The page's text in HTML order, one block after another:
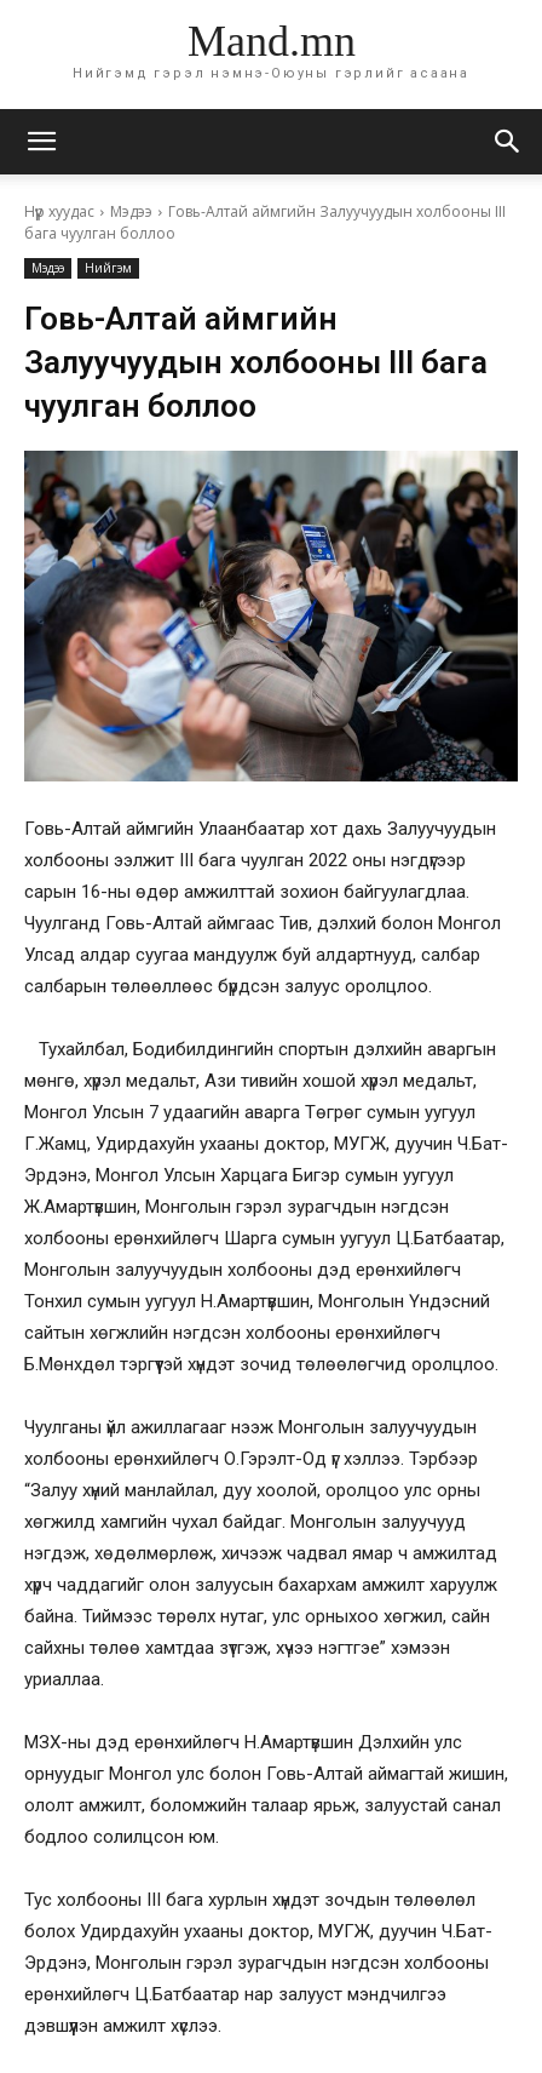
Mand.mn
Нийгэмд гэрэл нэмнэ-Оюуны гэрлийг асаана
Нүүр хуудас Мэдээ
Говь-Алтай аймгийн Залуучуудын холбооны III
бага чуулган боллоо
Мэдээ Нийгэм
Говь-Алтай аймгийн
Залуучуудын холбооны III бага
чуулган боллоо
Говь-Алтай аймгийн Улаанбаатар хот дахь Залуучуудын
холбооны ээлжит III бага чуулган 2022 оны нэгдүгээр
сарын 16-ны өдөр амжилттай зохион байгуулагдлаа.
Чуулганд Говь-Алтай аймгаас Тив, дэлхий болон Монгол
Улсад алдар суугаа мандуулж буй алдартнууд, салбар
салбарын төлөөллөөс бүрдсэн залуус оролцлоо.
Тухайлбал, Бодибилдингийн спортын дэлхийн аваргын
мөнгө, хүрэл медальт, Ази тивийн хошой хүрэл медальт,
Монгол Улсын 7 удаагийн аварга Төгрөг сумын уугуул
Г.Жамц, Удирдахуйн ухааны доктор, МУГЖ, дуучин Ч.Бат-
Эрдэнэ, Монгол Улсын Харцага Бигэр сумын уугуул
Ж.Амартүвшин, Монголын гэрэл зурагчдын нэгдсэн
холбооны ерөнхийлөгч Шарга сумын уугуул Ц.Батбаатар,
Монголын залуучуудын холбооны дэд ерөнхийлөгч
Тонхил сумын уугуул Н.Амартүвшин, Монголын Үндэсний
сайтын хөгжлийн нэгдсэн холбооны ерөнхийлөгч
Б.Мөнхдөл тэргүүтэй хүндэт зочид төлөөлөгчид оролцлоо.
Чуулганы үйл ажиллагааг нээж Монголын залуучуудын
холбооны ерөнхийлөгч О.Гэрэлт-Од үг хэллээ. Тэрбээр
“Залуу хүний манлайлал, дуу хоолой, оролцоо улс орны
хөгжилд хамгийн чухал байдаг. Монголын залуучууд
нэгдэж, хөдөлмөрлөж, хичээж чадвал ямар ч амжилтад
хүрч чаддагийг олон залуусын бахархам амжилт харуулж
байна. Тиймээс төрөлх нутаг, улс орныхоо хөгжил, сайн
сайхны төлөө хамтдаа зүтгэж, хүчээ нэгтгэе” хэмээн
уриаллаа.
МЗХ-ны дэд ерөнхийлөгч Н.Амартүвшин Дэлхийн улс
орнуудыг Монгол улс болон Говь-Алтай аймагтай жишин,
ололт амжилт, боломжийн талаар ярьж, залуустай санал
бодлоо солилцсон юм.
Тус холбооны III бага хурлын хүндэт зочдын төлөөлөл
болох Удирдахуйн ухааны доктор, МУГЖ, дуучин Ч.Бат-
Эрдэнэ, Монголын гэрэл зурагчдын нэгдсэн холбооны
ерөнхийлөгч Ц.Батбаатар нар залууст мэндчилгээ
дэвшүүлэн амжилт хүслээ.